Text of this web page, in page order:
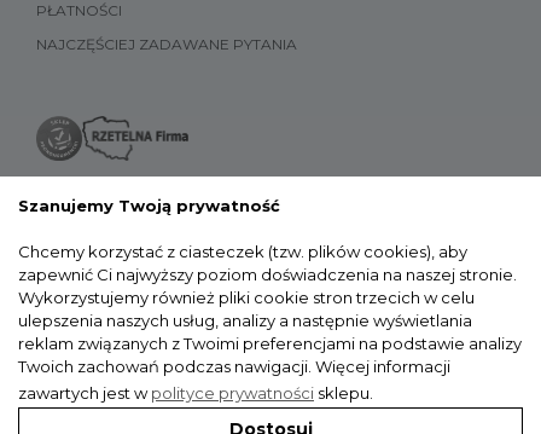
PŁATNOŚCI
NAJCZĘŚCIEJ ZADAWANE PYTANIA
Szanujemy Twoją prywatność
Chcemy korzystać z ciasteczek (tzw. plików cookies), aby
zapewnić Ci najwyższy poziom doświadczenia na naszej stronie.
Wykorzystujemy również pliki cookie stron trzecich w celu
ulepszenia naszych usług, analizy a następnie wyświetlania
reklam związanych z Twoimi preferencjami na podstawie analizy
Twoich zachowań podczas nawigacji. Więcej informacji
zawartych jest wpolityce prywatności sklepu.
Dostosuj